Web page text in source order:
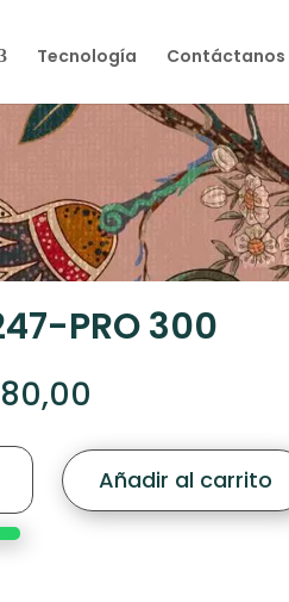
Tecnología Contáctanos
PRO 300
Añadir al carrito